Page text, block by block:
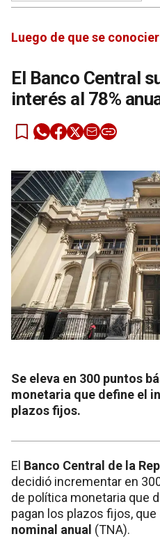
Luego de que se
El Banco Central
interés al 78%
Se eleva en 300 puntos
monetaria que define el
plazos fijos.
El Banco Central de la
decidió incrementar en
de política monetaria que
pagan los plazos fijos, que
nominal anual (TNA).